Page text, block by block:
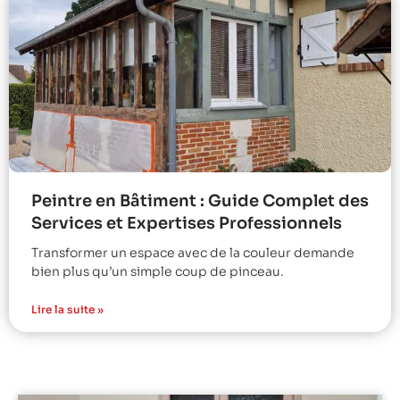
Peintre en Bâtiment : Guide Complet des
Services et Expertises Professionnels
Transformer un espace avec de la couleur demande
bien plus qu’un simple coup de pinceau.
Lire la suite »